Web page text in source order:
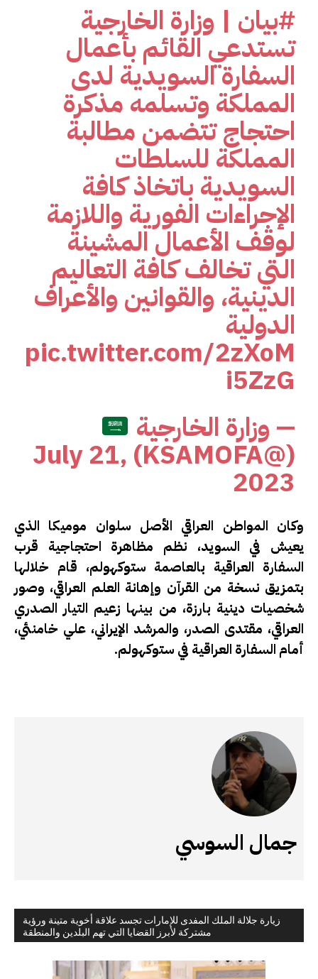
زيارة جلالة الملك المفدى للإمارات تجسد علاقة أخوية متينة ورؤية
مشتركة لأبرز القضايا التي تهم البلدين والمنطقة
#بيان | وزارة الخارجية
تستدعي القائم بأعمال
السفارة السويدية لدى
المملكة وتسلمه مذكرة
احتجاج تتضمن مطالبة
المملكة للسلطات
السويدية باتخاذ كافة
الإجراءات الفورية واللازمة
لوقف الأعمال المشينة
التي تخالف كافة التعاليم
الدينية، والقوانين والأعراف
الدولية
pic.twitter.com/2zXoM
i5ZzG
— وزارة الخارجية
(@KSAMOFA)
July 21,
2023
وكان المواطن العراقي الأصل سلوان موميكا الذي
يعيش في السويد، نظم مظاهرة احتجاجية قرب
السفارة العراقية بالعاصمة ستوكهولم، قام خلالها
بتمزيق نسخة من القرآن وإهانة العلم العراقي، وصور
شخصيات دينية بارزة، من بينها زعيم التيار الصدري
العراقي، مقتدى الصدر، والمرشد الإيراني، علي خامنئي،
أمام السفارة العراقية في ستوكهولم.
جمال السوسي